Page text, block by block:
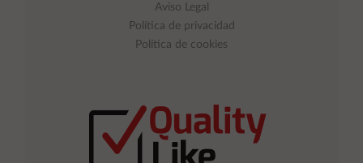
Aviso Legal
Política de privacidad
Política de cookies